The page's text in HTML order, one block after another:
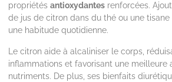
propriétés antioxydantes renforcées.
de jus de citron dans du thé ou une
une habitude quotidienne.
Le citron aide à alcaliniser le corps,
inflammations et favorisant une meilleure
nutriments. De plus, ses bienfaits